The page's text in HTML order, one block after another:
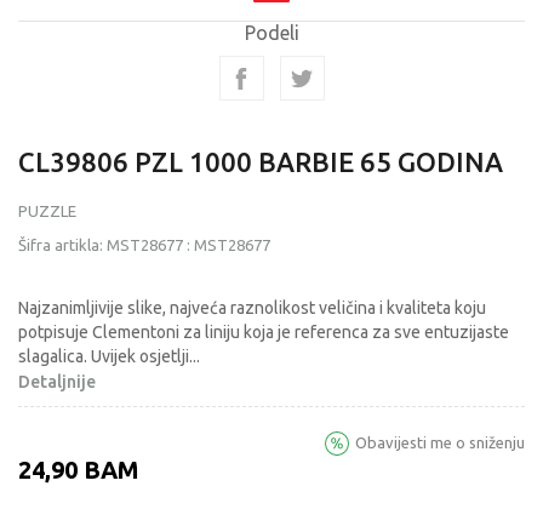
Podeli
CL39806 PZL 1000 BARBIE 65 GODINA
PUZZLE
Šifra artikla: MST28677 : MST28677
Najzanimljivije slike, najveća raznolikost veličina i kvaliteta koju
potpisuje Clementoni za liniju koja je referenca za sve entuzijaste
slagalica. Uvijek osjetlji...
Detaljnije
24,90 BAM
Obavijesti me o sniženju